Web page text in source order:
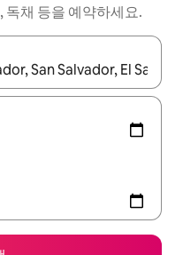
독채 등을 예약하세요.
사용하거나 터치 또는 스와이